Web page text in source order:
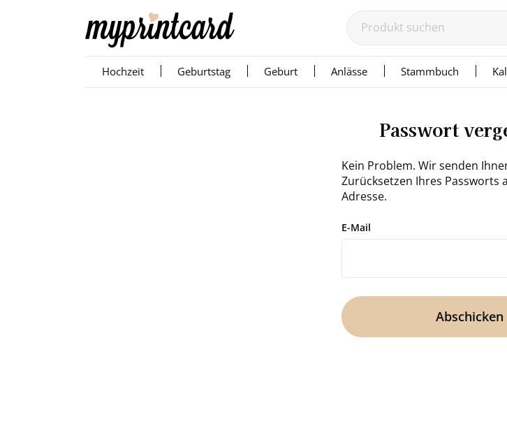
Hochzeit Geburtstag Geburt Anlässe Stammbuch
Passwort
Kein Pro­blem. Wir sen­den
Zurück­set­zen Ihres Pass­worts
Adresse.
E-Mail